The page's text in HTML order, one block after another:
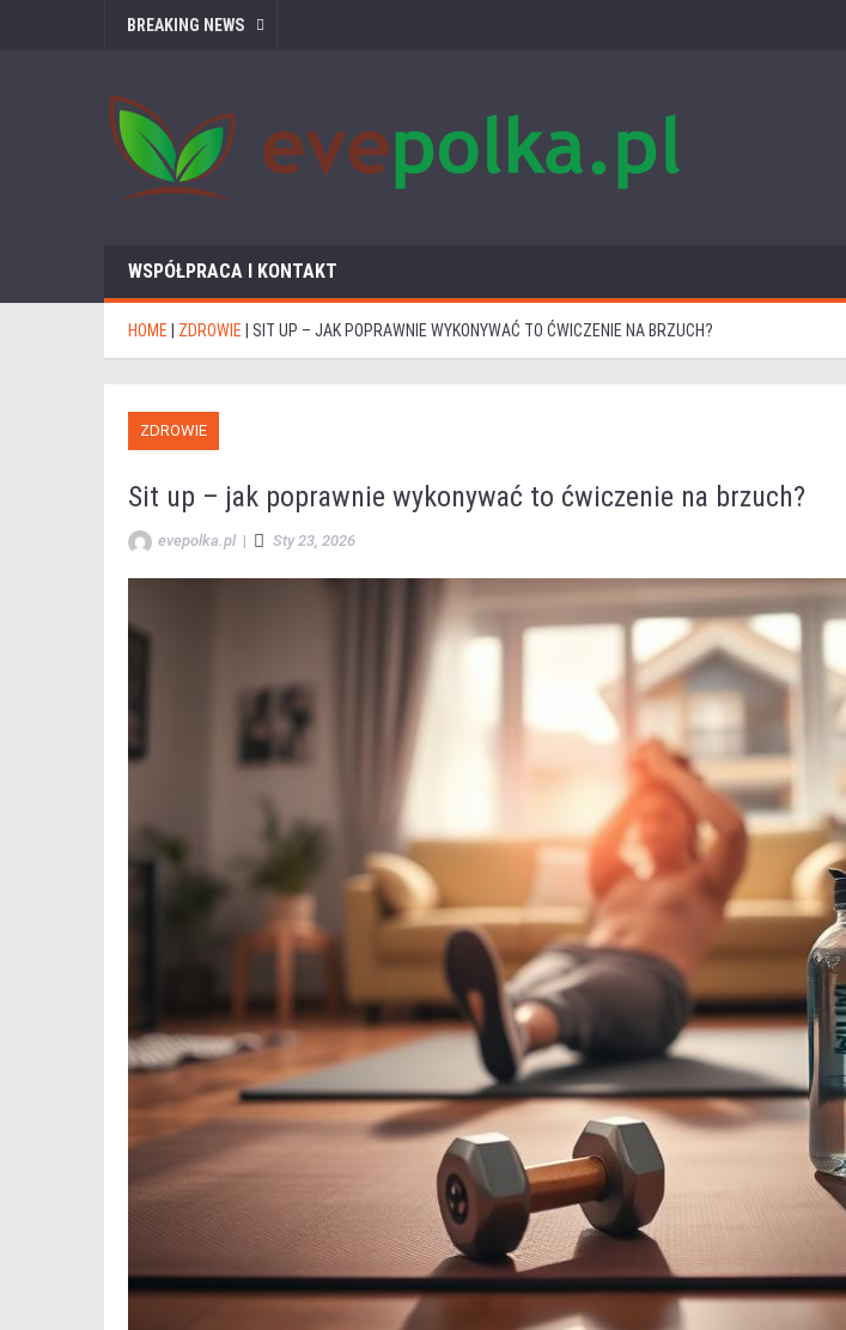
BREAKING NEWS
WSPÓŁPRACA I KONTAKT
HOME ZDROWIE SIT UP – JAK POPRAWNIE WYKONYWAĆ TO ĆWICZENIE NA BRZUCH?
ZDROWIE
Sit up – jak poprawnie wykonywać to ćwiczenie na brzuch?
evepolka.pl | Sty 23, 2026